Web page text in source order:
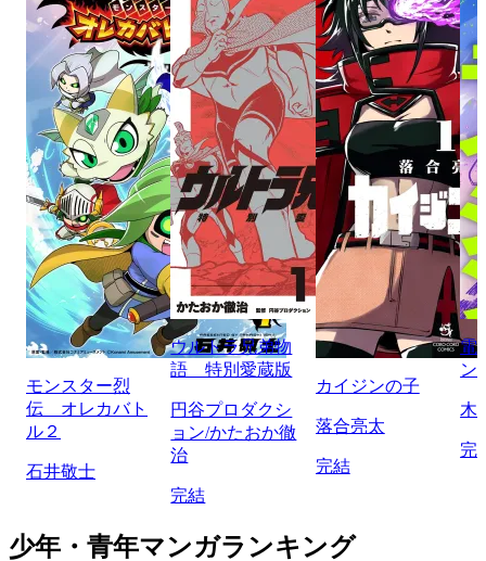
モンスター烈
伝 オレカバト
ル２
石井敬士
ウルトラ兄弟物
語 特別愛蔵版
円谷プロダクシ
ョン/かたおか徹
治
完結
カイジンの子
落合亮太
完結
電
ン
木
完
少年・青年マンガランキング